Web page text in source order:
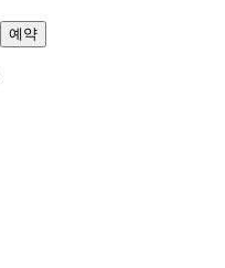
예약